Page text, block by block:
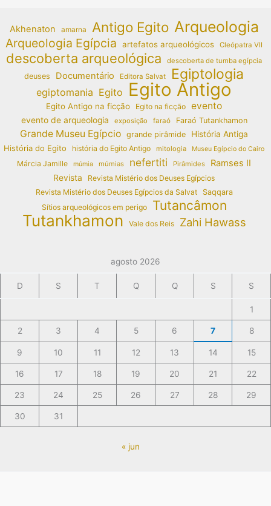
Akhenaton amarna Antigo Egito Arqueologia
Arqueologia Egípcia artefatos arqueológicos Cleópatra VII
descoberta arqueológica descoberta de tumba egípcia
deuses Documentário Editora Salvat Egiptologia
egiptomania Egito Egito Antigo
Egito Antigo na ficção Egito na ficção evento
evento de arqueologia exposição faraó Faraó Tutankhamon
Grande Museu Egípcio grande pirâmide
História Antiga
História do Egito
história do Egito Antigo mitologia Museu Egípcio do Cairo
Márcia Jamille múmia múmias nefertiti Pirâmides Ramses II
Revista
Revista Mistério dos Deuses Egípcios
Revista Mistério dos Deuses Egípcios da Salvat
Saqqara
Sítios arqueológicos em perigo
Tutancâmon
Tutankhamon Vale dos Reis Zahi Hawass
agosto 2026
D S T Q Q S S
1
2 3 4 5 6 7 8
9 10 11 12 13 14 15
16 17 18 19 20 21 22
23 24 25 26 27 28 29
30 31
« jun